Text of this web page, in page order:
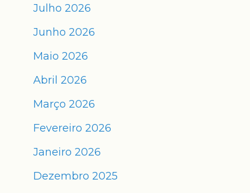
Julho 2026
Junho 2026
Maio 2026
Abril 2026
Março 2026
Fevereiro 2026
Janeiro 2026
Dezembro 2025